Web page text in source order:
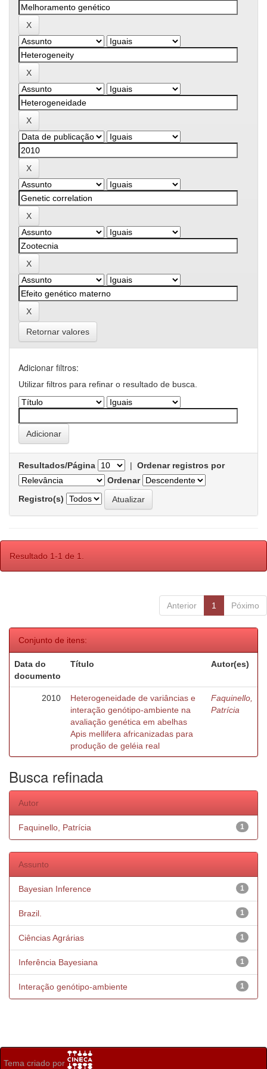
Retornar valores
Adicionar filtros:
Utilizar filtros para refinar o resultado de busca.
Resultados/Página | Ordenar registros por
Ordenar
Registro(s)
Resultado 1-1 de 1.
Anterior 1 Póximo
Conjunto de itens:
Data do
documento
Título Autor(es)
2010
Heterogeneidade de variâncias e
interação genótipo-ambiente na
avaliação genética em abelhas
Apis mellifera africanizadas para
produção de geléia real
Faquinello,
Patrícia
Busca refinada
Autor
1
Faquinello, Patrícia
Assunto
1
Bayesian Inference
1
Brazil.
1
Ciências Agrárias
1
Inferência Bayesiana
1
Interação genótipo-ambiente
Tema criado por